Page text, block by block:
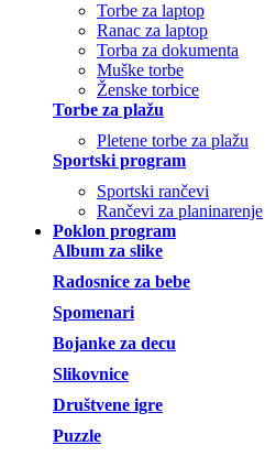
Torbe za laptop
Ranac za laptop
Torba za dokumenta
Muške torbe
Ženske torbice
Torbe za plažu
Pletene torbe za plažu
Sportski program
Sportski rančevi
Rančevi za planinarenje
Poklon program
Album za slike
Radosnice za bebe
Spomenari
Bojanke za decu
Slikovnice
Društvene igre
Puzzle